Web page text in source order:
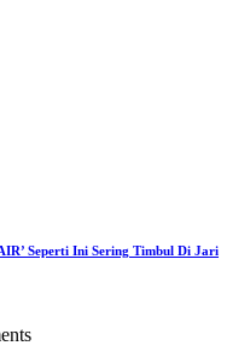
Seperti Ini Sering Timbul Di Jari